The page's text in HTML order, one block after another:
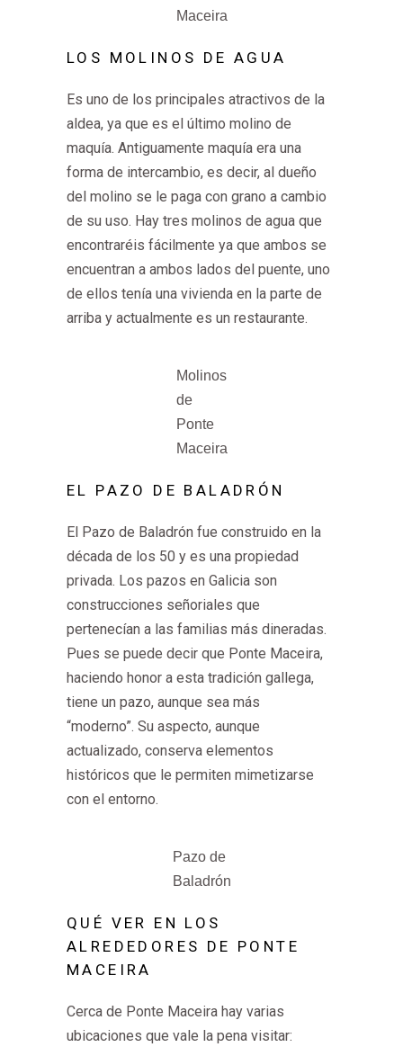
Maceira
LOS MOLINOS DE AGUA
Es uno de los principales atractivos de la
aldea, ya que es el último molino de
maquía. Antiguamente maquía era una
forma de intercambio, es decir, al dueño
del molino se le paga con grano a cambio
de su uso. Hay tres molinos de agua que
encontraréis fácilmente ya que ambos se
encuentran a ambos lados del puente, uno
de ellos tenía una vivienda en la parte de
arriba y actualmente es un restaurante.
Molinos
de
Ponte
Maceira
EL PAZO DE BALADRÓN
El Pazo de Baladrón fue construido en la
década de los 50 y es una propiedad
privada. Los pazos en Galicia son
construcciones señoriales que
pertenecían a las familias más dineradas.
Pues se puede decir que Ponte Maceira,
haciendo honor a esta tradición gallega,
tiene un pazo, aunque sea más
“moderno”. Su aspecto, aunque
actualizado, conserva elementos
históricos que le permiten mimetizarse
con el entorno.
Pazo de
Baladrón
QUÉ VER EN LOS
ALREDEDORES DE PONTE
MACEIRA
Cerca de Ponte Maceira hay varias
ubicaciones que vale la pena visitar: